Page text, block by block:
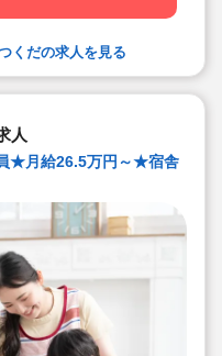
くだの求人を見る
人
★月給26.5万円～★宿舎